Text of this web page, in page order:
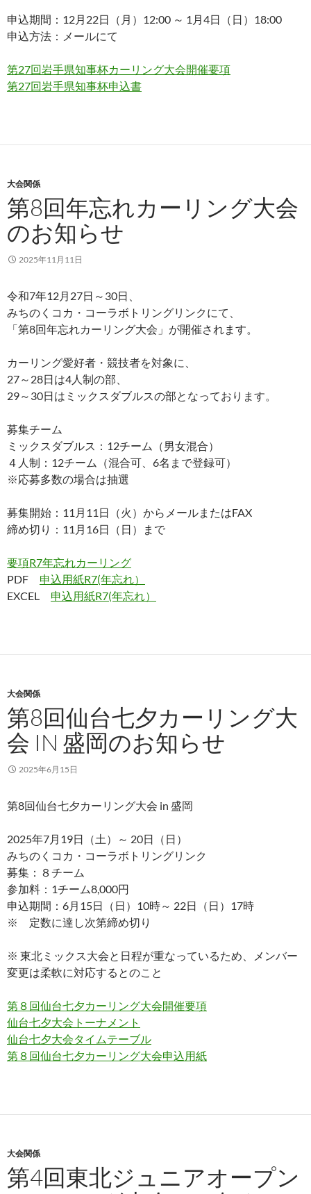
申込期間：12月22日（月）12:00 ～ 1月4日（日）18:00
申込方法：メールにて
第27回岩手県知事杯カーリング大会開催要項
第27回岩手県知事杯申込書
大会関係
第8回年忘れカーリング大会
のお知らせ
2025年11月11日
令和7年12月27日～30日、
みちのくコカ・コーラボトリングリンクにて、
「第8回年忘れカーリング大会」が開催されます。
カーリング愛好者・競技者を対象に、
27～28日は4人制の部、
29～30日はミックスダブルスの部となっております。
募集チーム
ミックスダブルス：12チーム（男女混合）
４人制：12チーム（混合可、6名まで登録可）
※応募多数の場合は抽選
募集開始：11月11日（火）からメールまたはFAX
締め切り：11月16日（日）まで
要項R7年忘れカーリング
PDF 申込用紙R7(年忘れ）
EXCEL 申込用紙R7(年忘れ）
大会関係
第8回仙台七夕カーリング大
会 IN 盛岡のお知らせ
2025年6月15日
第8回仙台七夕カーリング大会 in 盛岡
2025年7月19日（土）～ 20日（日）
みちのくコカ・コーラボトリングリンク
募集：８チーム
参加料：1チーム8,000円
申込期間：6月15日（日）10時～ 22日（日）17時
※ 定数に達し次第締め切り
※ 東北ミックス大会と日程が重なっているため、メンバー
変更は柔軟に対応するとのこと
第８回仙台七夕カーリング大会開催要項
仙台七夕大会トーナメント
仙台七夕大会タイムテーブル
第８回仙台七夕カーリング大会申込用紙
大会関係
第4回東北ジュニアオープン